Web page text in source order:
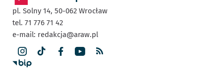
pl. Solny 14, 50-062 Wrocław
tel. 71 776 71 42
e-mail: redakcja@araw.pl